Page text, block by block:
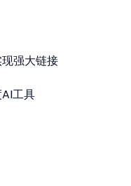
强大链接
工具